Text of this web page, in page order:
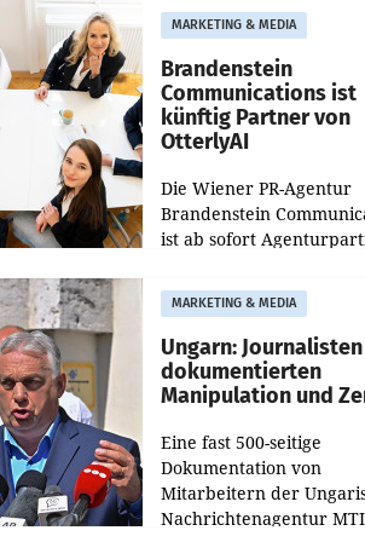
aus, womit sich das
gegenüber Juli 2025
verdoppelte (+102
MARKETING & MEDIA
Brandenstein
Communications ist
künftig Partner von
OtterlyAI
Die Wiener PR-Agentur
Brandenstein
ist ab sofort
Optimierungsplattform
OtterlyAI. Damit baut die
Agentur ihr
MARKETING & MEDIA
Ungarn: Journalisten
dokumentierten
Manipulation und
Eine fast 500-seitige
Dokumentation von
Mitarbeitern der
Nachrichtenagentur